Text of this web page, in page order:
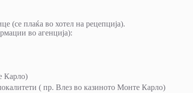
(се плаќа во хотел на рецепција).
во агенција):
Карло)
( пр. Влез во казиното Монте Карло)